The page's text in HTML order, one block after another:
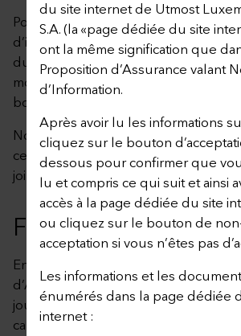
du site internet de Utmost
S.A. (la «page dédiée du site
ont la même signification que
Proposition d’Assurance valant
d’Information.
Après avoir lu les informations
cliquez sur le bouton
dessous pour confirmer que
lu et compris ce qui suit et ainsi
accès à la page dédiée du site
ou cliquez sur le bouton de
acceptation si vous n’êtes pas
Les informations et les
énumérés dans la page dédiée
internet :
Pour accéder à cette page, vous avez
d’information sur la page dédiée aux
du site internet de Utmost
moment disponible en cliquant ici)
bouton d’acceptation (dénommé
Nous vous encourageons à
cette page dédiée et les documents
joints ci-après.
FONDS EXTERNES
En cliquant sur le lien ci-dessous, le
d’Assurance peut consulter la
jour de la liste des Fonds Externes
caractéristiques principales. Veuillez